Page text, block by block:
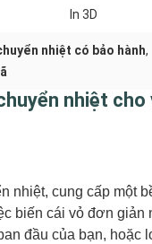
In 3D
nhiệt có bảo hành,
nhiệt
cung cấp một
biến cái vỏ đơn giản
đầu của bạn, hoặc